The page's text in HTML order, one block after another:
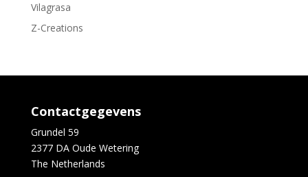
Vilagrasa
Z-Creations
Contactgegevens
Grundel 59
2377 DA Oude Wetering
The Netherlands